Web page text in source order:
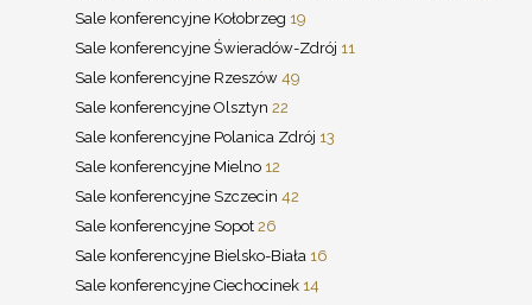
Sale konferencyjne Kołobrzeg 19
Sale konferencyjne Świeradów-Zdrój 11
Sale konferencyjne Rzeszów 49
Sale konferencyjne Olsztyn 22
Sale konferencyjne Polanica Zdrój 13
Sale konferencyjne Mielno 12
Sale konferencyjne Szczecin 42
Sale konferencyjne Sopot 26
Sale konferencyjne Bielsko-Biała 16
Sale konferencyjne Ciechocinek 14